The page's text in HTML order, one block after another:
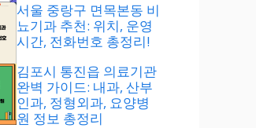
서울 중랑구 면목본동 비
뇨기과 추천: 위치, 운영
시간, 전화번호 총정리!
김포시 통진읍 의료기관
완벽 가이드: 내과, 산부
인과, 정형외과, 요양병
원 정보 총정리